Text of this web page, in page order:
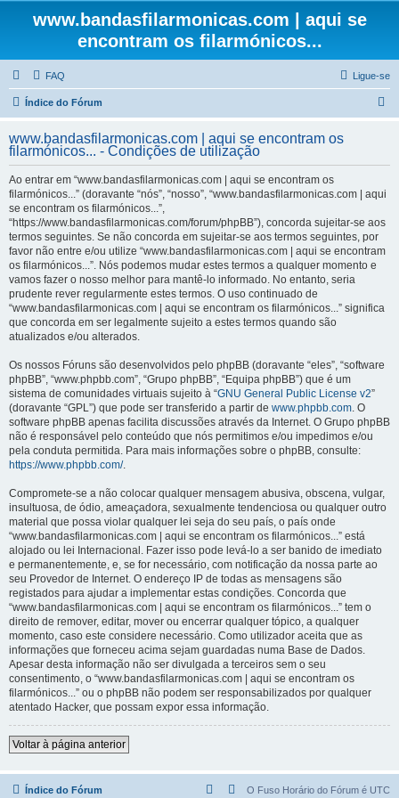
www.bandasfilarmonicas.com | aqui se
encontram os filarmónicos...
FAQ Ligue-se
Índice do Fórum
q
www.bandasfilarmonicas.com | aqui se encontram os
filarmónicos... - Condições de utilização
Ao entrar em “www.bandasfilarmonicas.com | aqui se encontram os
filarmónicos...” (doravante “nós”, “nosso”, “www.bandasfilarmonicas.com | aqui
se encontram os filarmónicos...”,
“https://www.bandasfilarmonicas.com/forum/phpBB”), concorda sujeitar-se aos
termos seguintes. Se não concorda em sujeitar-se aos termos seguintes, por
favor não entre e/ou utilize “www.bandasfilarmonicas.com | aqui se encontram
os filarmónicos...”. Nós podemos mudar estes termos a qualquer momento e
vamos fazer o nosso melhor para mantê-lo informado. No entanto, seria
prudente rever regularmente estes termos. O uso continuado de
“www.bandasfilarmonicas.com | aqui se encontram os filarmónicos...” significa
que concorda em ser legalmente sujeito a estes termos quando são
atualizados e/ou alterados.
Os nossos Fóruns são desenvolvidos pelo phpBB (doravante “eles”, “software
phpBB”, “www.phpbb.com”, “Grupo phpBB”, “Equipa phpBB”) que é um
sistema de comunidades virtuais sujeito à “GNU General Public License v2”
(doravante “GPL”) que pode ser transferido a partir de www.phpbb.com. O
software phpBB apenas facilita discussões através da Internet. O Grupo phpBB
não é responsável pelo conteúdo que nós permitimos e/ou impedimos e/ou
pela conduta permitida. Para mais informações sobre o phpBB, consulte:
https://www.phpbb.com/.
Compromete-se a não colocar qualquer mensagem abusiva, obscena, vulgar,
insultuosa, de ódio, ameaçadora, sexualmente tendenciosa ou qualquer outro
material que possa violar qualquer lei seja do seu país, o país onde
“www.bandasfilarmonicas.com | aqui se encontram os filarmónicos...” está
alojado ou lei Internacional. Fazer isso pode levá-lo a ser banido de imediato
e permanentemente, e, se for necessário, com notificação da nossa parte ao
seu Provedor de Internet. O endereço IP de todas as mensagens são
registados para ajudar a implementar estas condições. Concorda que
“www.bandasfilarmonicas.com | aqui se encontram os filarmónicos...” tem o
direito de remover, editar, mover ou encerrar qualquer tópico, a qualquer
momento, caso este considere necessário. Como utilizador aceita que as
informações que forneceu acima sejam guardadas numa Base de Dados.
Apesar desta informação não ser divulgada a terceiros sem o seu
consentimento, o “www.bandasfilarmonicas.com | aqui se encontram os
filarmónicos...” ou o phpBB não podem ser responsabilizados por qualquer
atentado Hacker, que possam expor essa informação.
Voltar à página anterior
Índice do Fórum O Fuso Horário do Fórum é UTC